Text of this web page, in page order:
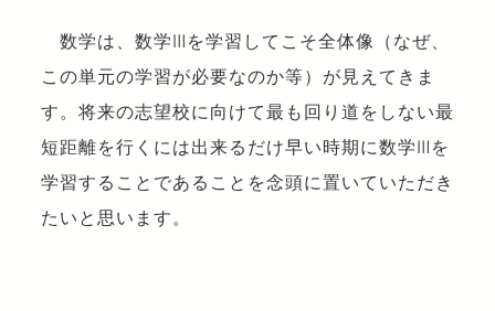
数学は、数学Ⅲを学習してこそ全体像（なぜ、
この単元の学習が必要なのか等）が見えてきま
す。将来の志望校に向けて最も回り道をしない最
短距離を行くには出来るだけ早い時期に数学Ⅲを
学習することであることを念頭に置いていただき
たいと思います。